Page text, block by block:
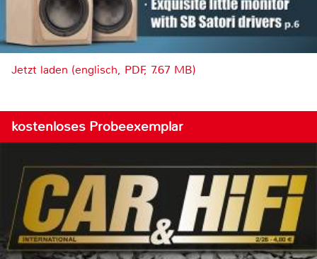
Jetzt laden (englisch, PDF, 7.67 MB)
kostenloses Probeexemplar